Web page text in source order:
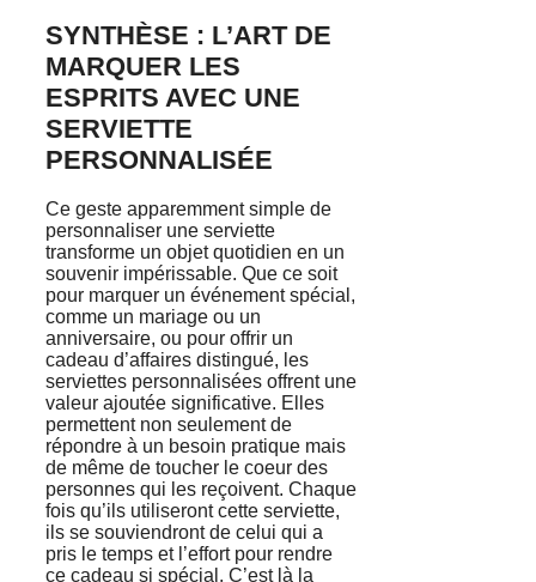
SYNTHÈSE : L’ART DE
MARQUER LES
ESPRITS AVEC UNE
SERVIETTE
PERSONNALISÉE
Ce geste apparemment simple de
personnaliser une serviette
transforme un objet quotidien en un
souvenir impérissable. Que ce soit
pour marquer un événement spécial,
comme un mariage ou un
anniversaire, ou pour offrir un
cadeau d’affaires distingué, les
serviettes personnalisées offrent une
valeur ajoutée significative. Elles
permettent non seulement de
répondre à un besoin pratique mais
de même de toucher le coeur des
personnes qui les reçoivent. Chaque
fois qu’ils utiliseront cette serviette,
ils se souviendront de celui qui a
pris le temps et l’effort pour rendre
ce cadeau si spécial. C’est là la